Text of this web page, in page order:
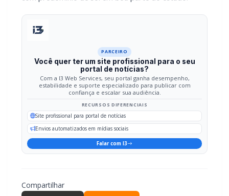
Com a I3 Web Services, seu portal ganha desempenho,
confiança e escalar sua audiência.
RECURSOS DIFERENCIAIS
Site profissional para portal de notícias
Envios automatizados em mídias sociais
Falar com I3
Compartilhar
Relacionadas